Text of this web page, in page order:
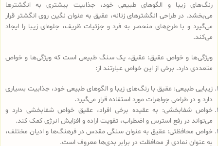
رنگ‌های زیبا و الگوهای طبیعی خود، جذابیت بیشتری به انگشترها
می‌بخشد. در طراحی انگشترهای زنانه، عقیق به عنوان نگین روی انگشتر قرار
می‌گیرد و با طرح‌های منحصر به فرد و جزئیات ظریف، جلوه‌ای زیبا را ایجاد
می‌کند.
ویژگی‌ها و خواص عقیق: عقیق، یک سنگ طبیعی است که ویژگی‌ها و خواص
متعددی دارد. برخی از این خواص عبارتند از:
زیبایی طبیعی: عقیق با رنگ‌های زیبا و الگوهای طبیعی خود، جذابیت بسیاری
دارد و در طراحی جواهرات مورد استفاده قرار می‌گیرد.
خواص شفابخشی: به عقیده برخی افراد، عقیق خواص شفابخشی دارد و
می‌تواند در رفع استرس و اضطراب، تقویت اراده و افزایش انرژی کمک کند.
خواص محافظتی: عقیق به عنوان سنگی مقدس در فرهنگ‌ها و ادیان مختلف،
به عنوان نمادی از محافظت در برابر بدی‌ها معروف است.